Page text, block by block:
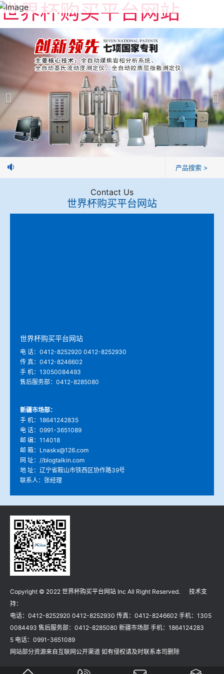
世界杯购买平台网站
世界杯购买平台网站
产品展示 ＞
焦炭高温性能检测系统
焦化行业检测及优化配煤设备
球团矿/烧结矿/块矿高温冶金性能检测系统
烧结/球团优化配矿研究设备
高炉配吹煤检测设备
公司简介
世界杯购买平台网站
企业业绩
技术交流
标准下载
。 产品搜索 >
Contact Us
世界杯购买平台网站
世界杯购买平台网站
电 话：0412-8252920 0412-8252930
传 真：0412-8246602
手 机：13050084493
售后服务部：0412-8285080
新疆市场部：
手 机：18641242835
电 话：0991-3651089
邮 编：114018
邮 箱：Lnaskx@126.com
网 址：//blogtalkin.com
地 址：辽宁省鞍山市铁西区协作路39号
联系人：张经理
Copyright © 2022 世界杯购买平台网站 Inc All Right Reserved. 技术支
持：
电话：0412-8252920 0412-8252930 传真：0412-8246602 手机：1305
0084493 售后服务部：0412-8285080 新疆市场部 手机：1864124283
5 电话：0991-3651089
网站部分资源来自互联网公开渠道 如有侵权请及时联系本司删除